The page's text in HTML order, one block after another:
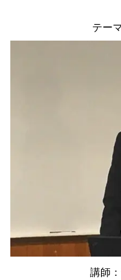
テー
講師